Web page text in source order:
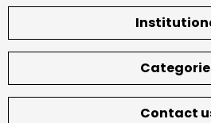
Contact